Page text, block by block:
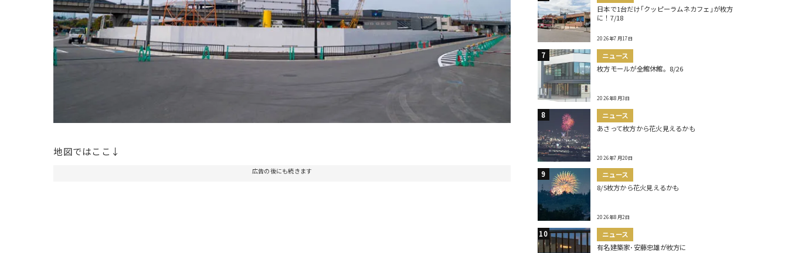
地図ではここ↓
広告の後にも続きます
日本で1台だけ｢クッピーラムネカフェ｣が枚方
に！7/18
2026年7月17日
ニュース
枚方モールが全館休館。8/26
2026年8月3日
ニュース
あさって枚方から花火見えるかも
2026年7月20日
ニュース
8/5枚方から花火見えるかも
2026年8月2日
ニュース
有名建築家･安藤忠雄が枚方に